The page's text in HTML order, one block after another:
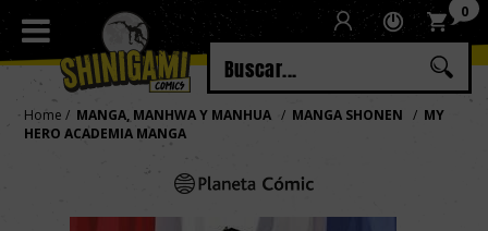
Regístrate
Iniciar sesión 0
Home MANGA, MANHWA Y MANHUA MANGA SHONEN
MY
HERO ACADEMIA MANGA